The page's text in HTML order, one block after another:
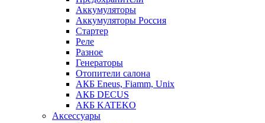
Аккумуляторы
Аккумуляторы Россия
Стартер
Реле
Разное
Генераторы
Отопители салона
АКБ Eneus, Fiamm, Unix
АКБ DECUS
АКБ KATEKO
Аксессуары